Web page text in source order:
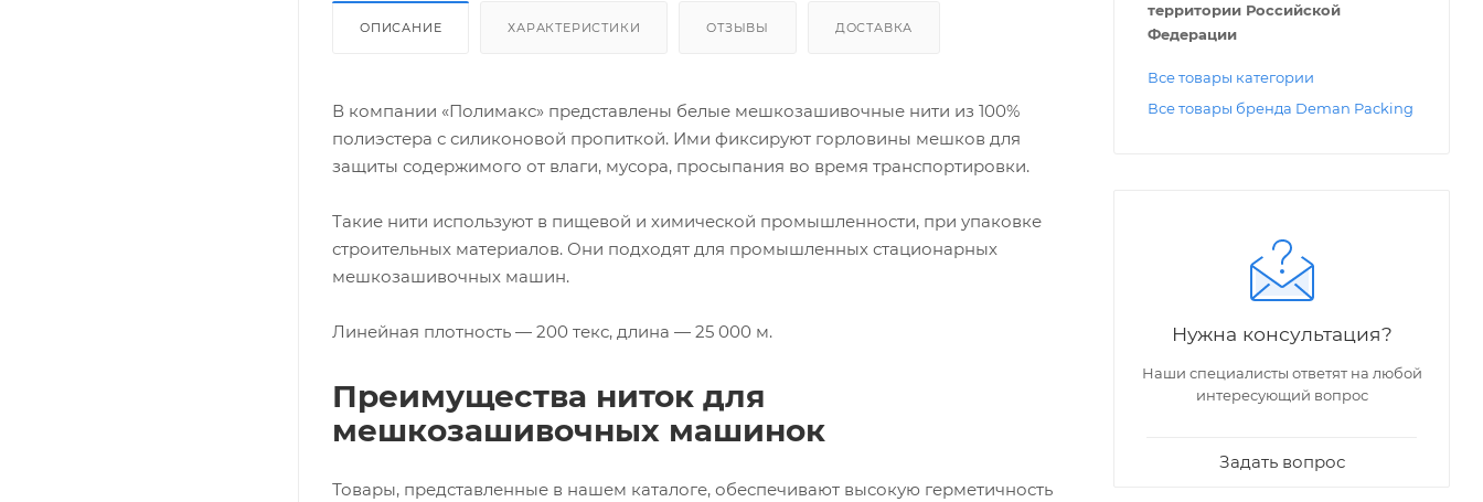
ОПИСАНИЕ ХАРАКТЕРИСТИКИ ОТЗЫВЫ ДОСТАВКА
В компании «Полимакс» представлены белые мешкозашивочные нити из 100%
полиэстера с силиконовой пропиткой. Ими фиксируют горловины мешков для
защиты содержимого от влаги, мусора, просыпания во время транспортировки.
Такие нити используют в пищевой и химической промышленности, при упаковке
строительных материалов. Они подходят для промышленных стационарных
мешкозашивочных машин.
Линейная плотность — 200 текс, длина — 25 000 м.
Преимущества ниток для
мешкозашивочных машинок
Товары, представленные в нашем каталоге, обеспечивают высокую герметичность
территории Российской
Федерации
Все товары категории
Все товары бренда Deman Packing
Нужна консультация?
Наши специалисты ответят на любой
интересующий вопрос
Задать вопрос